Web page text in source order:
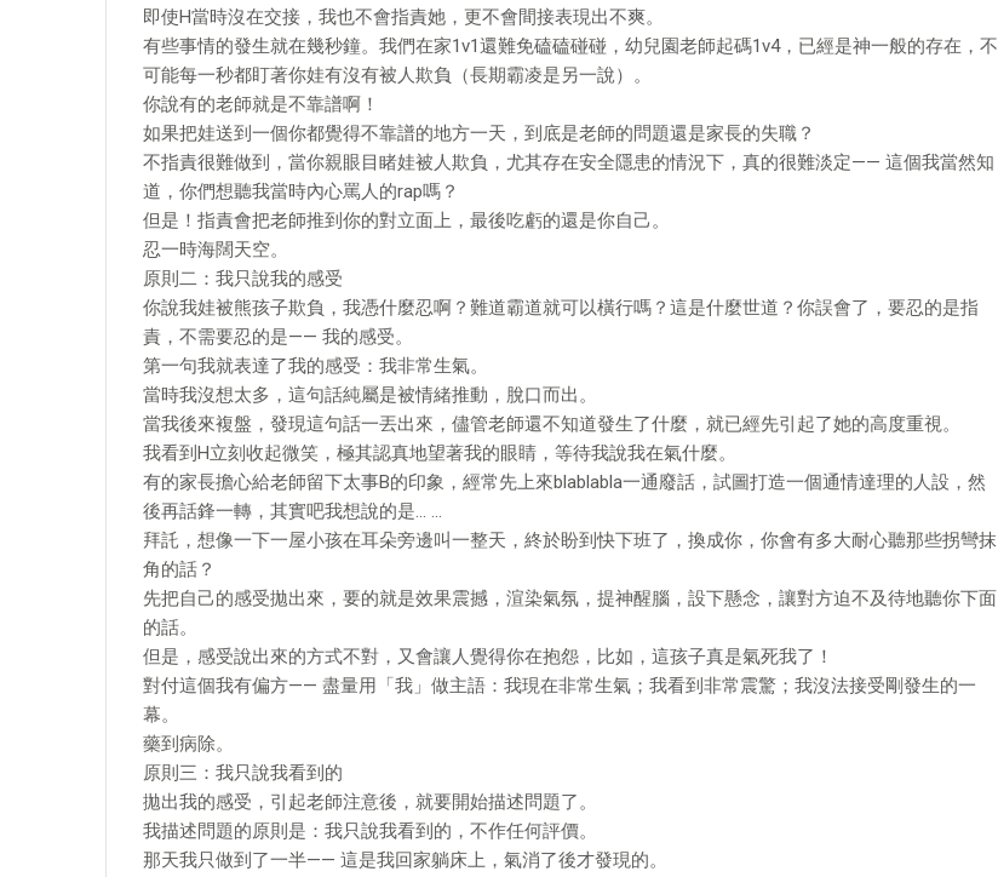
即使H當時沒在交接，我也不會指責她，更不會間接表現出不爽。
有些事情的發生就在幾秒鐘。我們在家1v1還難免磕磕碰碰，幼兒園老師起碼1v4，已經是神一般的存在，不
可能每一秒都盯著你娃有沒有被人欺負（長期霸凌是另一說）。
你說有的老師就是不靠譜啊！
如果把娃送到一個你都覺得不靠譜的地方一天，到底是老師的問題還是家長的失職？
不指責很難做到，當你親眼目睹娃被人欺負，尤其存在安全隱患的情況下，真的很難淡定—— 這個我當然知
道，你們想聽我當時內心罵人的rap嗎？
但是！指責會把老師推到你的對立面上，最後吃虧的還是你自己。
忍一時海闊天空。
原則二：我只說我的感受
你說我娃被熊孩子欺負，我憑什麼忍啊？難道霸道就可以橫行嗎？這是什麼世道？你誤會了，要忍的是指
責，不需要忍的是—— 我的感受。
第一句我就表達了我的感受：我非常生氣。
當時我沒想太多，這句話純屬是被情緒推動，脫口而出。
當我後來複盤，發現這句話一丟出來，儘管老師還不知道發生了什麼，就已經先引起了她的高度重視。
我看到H立刻收起微笑，極其認真地望著我的眼睛，等待我說我在氣什麼。
有的家長擔心給老師留下太事B的印象，經常先上來blablabla一通廢話，試圖打造一個通情達理的人設，然
後再話鋒一轉，其實吧我想說的是… …
拜託，想像一下一屋小孩在耳朵旁邊叫一整天，終於盼到快下班了，換成你，你會有多大耐心聽那些拐彎抹
角的話？
先把自己的感受拋出來，要的就是效果震撼，渲染氣氛，提神醒腦，設下懸念，讓對方迫不及待地聽你下面
的話。
但是，感受說出來的方式不對，又會讓人覺得你在抱怨，比如，這孩子真是氣死我了！
對付這個我有偏方—— 盡量用「我」做主語：我現在非常生氣；我看到非常震驚；我沒法接受剛發生的一
幕。
藥到病除。
原則三：我只說我看到的
拋出我的感受，引起老師注意後，就要開始描述問題了。
我描述問題的原則是：我只說我看到的，不作任何評價。
那天我只做到了一半—— 這是我回家躺床上，氣消了後才發現的。